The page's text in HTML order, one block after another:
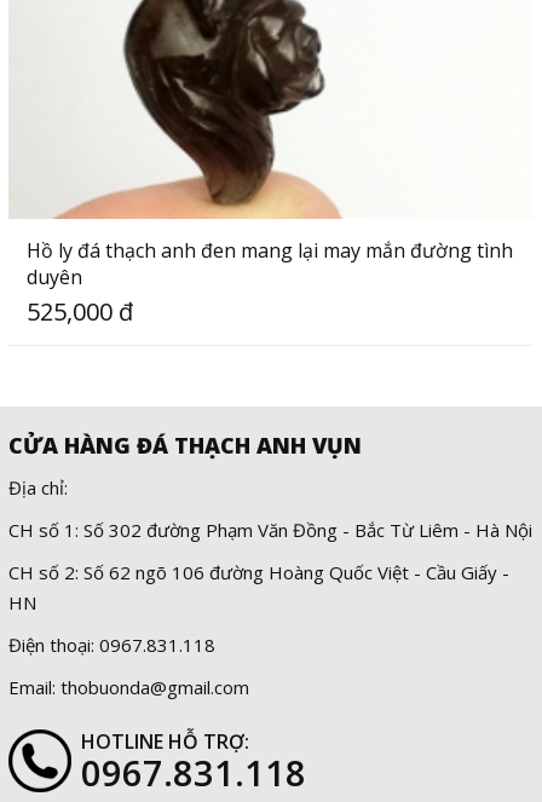
Hồ ly đá thạch anh đen mang lại may mắn đường tình
duyên
525,000 đ
CỬA HÀNG ĐÁ THẠCH ANH VỤN
Địa chỉ:
CH số 1: Số 302 đường Phạm Văn Đồng - Bắc Từ Liêm - Hà Nội
CH số 2: Số 62 ngõ 106 đường Hoàng Quốc Việt - Cầu Giấy -
HN
Điện thoại: 0967.831.118
Email: thobuonda@gmail.com
HOTLINE HỖ TRỢ:
0967.831.118